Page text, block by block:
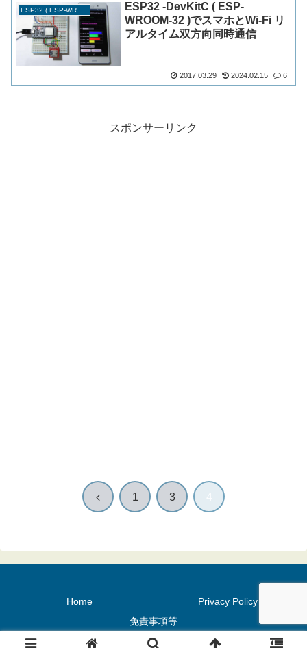
ESP32 ( ESP-WROOM-32 )
ESP32 -DevKitC ( ESP-
WROOM-32 )でスマホとWi-Fi リ
アルタイム双方向同時通信
2017.03.29 2024.02.15 6
スポンサーリンク
前 1 3
Home
Privacy Policy
免責事項等
Copyright © 2015 mgo-tec All Rights Reserved.